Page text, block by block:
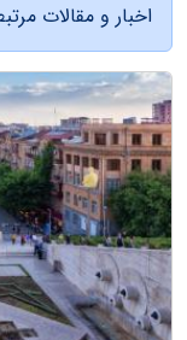
اخبار و مقالات